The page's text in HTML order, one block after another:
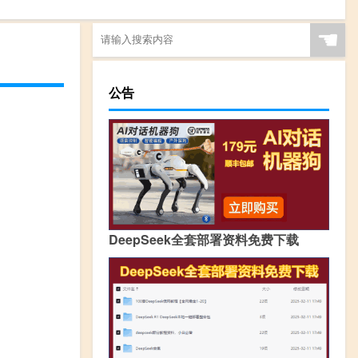
☚
公告
DeepSeek全套部署资料免费下载